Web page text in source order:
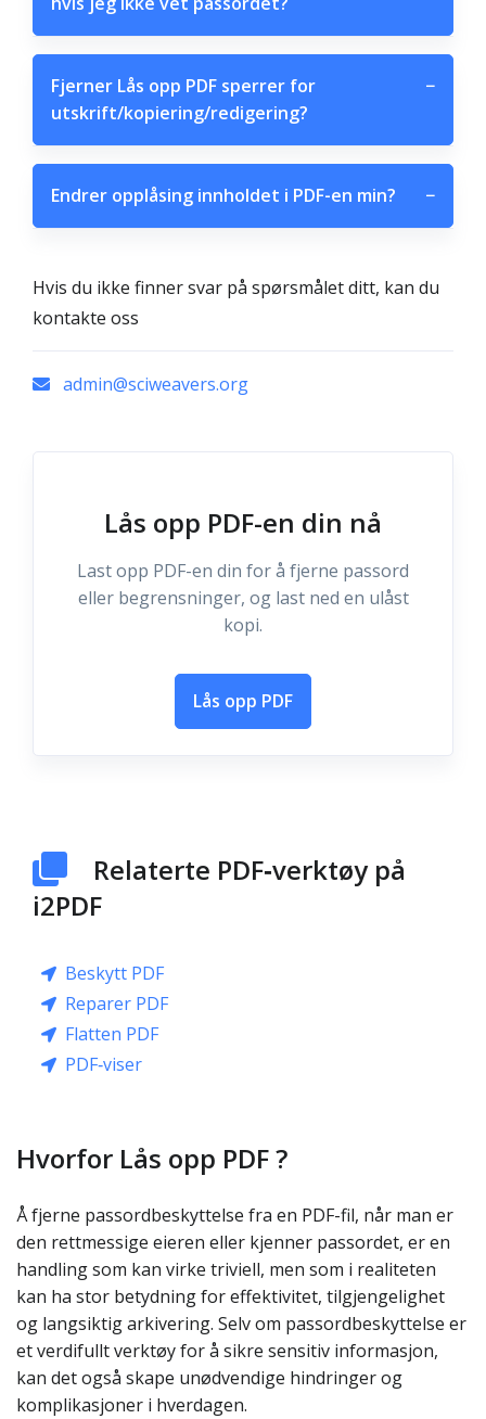
Fjerner Lås opp PDF sperrer for
utskrift/kopiering/redigering?
−
Endrer opplåsing innholdet i PDF-en min? −
Hvis du ikke finner svar på spørsmålet ditt, kan du
kontakte oss
admin@sciweavers.org
Lås opp PDF-en din nå
Last opp PDF-en din for å fjerne passord
eller begrensninger, og last ned en ulåst
kopi.
Lås opp PDF
Relaterte PDF‑verktøy på
i2PDF
Beskytt PDF
Reparer PDF
Flatten PDF
PDF‑viser
Hvorfor Lås opp PDF ?
Å fjerne passordbeskyttelse fra en PDF-fil, når man er
den rettmessige eieren eller kjenner passordet, er en
handling som kan virke triviell, men som i realiteten
kan ha stor betydning for effektivitet, tilgjengelighet
og langsiktig arkivering. Selv om passordbeskyttelse er
et verdifullt verktøy for å sikre sensitiv informasjon,
kan det også skape unødvendige hindringer og
komplikasjoner i hverdagen.